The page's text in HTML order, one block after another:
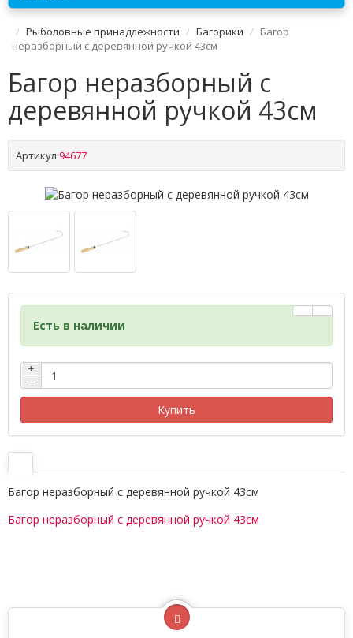
Рыболовные принадлежности Багорики
Багор
неразборный с деревянной ручкой 43см
Багор неразборный с
деревянной ручкой 43см
Артикул 94677
Есть в наличии
+
−
Купить
Багор неразборный с деревянной ручкой 43см
Багор неразборный с деревянной ручкой 43см